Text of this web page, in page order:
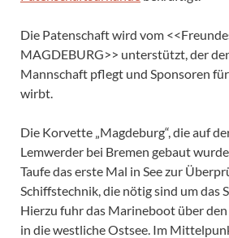
Die Patenschaft wird vom
MAGDEBURG>> unterstützt, der
Mannschaft pflegt und Sponsoren
wirbt.
Die Korvette „Magdeburg“, die auf
Lemwerder bei Bremen gebaut
Taufe das erste Mal in See zur
Schiffstechnik, die nötig sind um das
Hierzu fuhr das Marineboot über
in die westliche Ostsee. Im